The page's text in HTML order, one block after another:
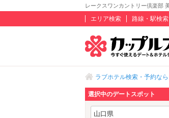
レークスワンカントリー倶楽部
エリア検索 路線・駅検索
ラブホテル検索・予約な
選択中のデートスポット
山口県